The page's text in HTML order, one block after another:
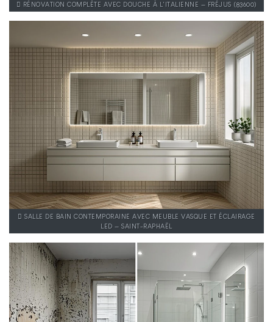
RÉNOVATION COMPLÈTE AVEC DOUCHE À L'ITALIENNE — FRÉJUS (83600)
SALLE DE BAIN CONTEMPORAINE AVEC MEUBLE VASQUE ET ÉCLAIRAGE
LED — SAINT-RAPHAËL